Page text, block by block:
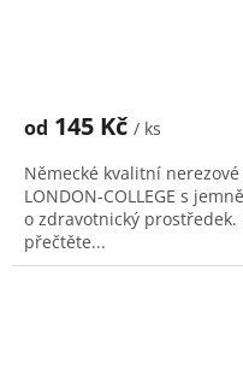
od 145 Kč / ks
Německé kvalitní
LONDON-COLLEGE s
o zdravotnický
přečtěte...